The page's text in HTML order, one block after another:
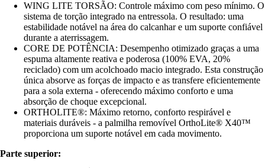
WING LITE TORSÃO: Controle máximo com peso mínimo. O
sistema de torção integrado na entressola. O resultado: uma
estabilidade notável na área do calcanhar e um suporte confiável
durante a aterrissagem.
CORE DE POTÊNCIA: Desempenho otimizado graças a uma
espuma altamente reativa e poderosa (100% EVA, 20%
reciclado) com um acolchoado macio integrado. Esta construção
única absorve as forças de impacto e as transfere eficientemente
para a sola externa - oferecendo máximo conforto e uma
absorção de choque excepcional.
ORTHOLITE®: Máximo retorno, conforto respirável e
materiais duráveis - a palmilha removível OrthoLite® X40™
proporciona um suporte notável em cada movimento.
Parte superior: